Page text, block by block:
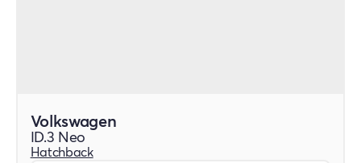
Volkswagen
ID.3 Neo
Hatchback